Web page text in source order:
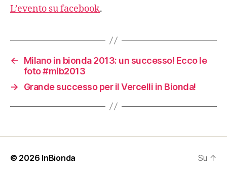
L’evento su facebook.
←
Milano in bionda 2013: un successo! Ecco le
foto #mib2013
→
Grande successo per il Vercelli in Bionda!
© 2026 InBionda Su ↑